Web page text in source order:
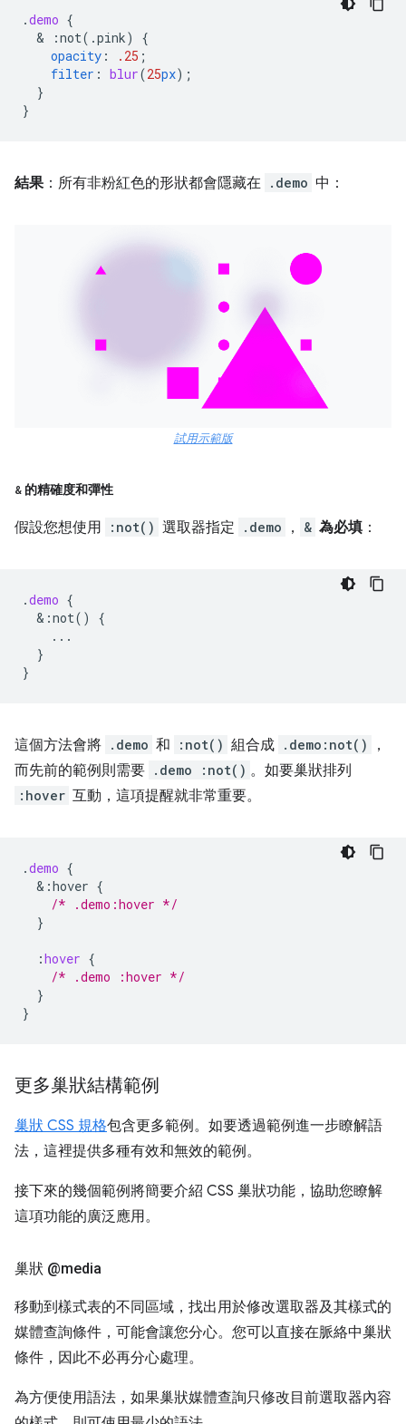
.demo {
  &
:not(.pink)
{
opacity : .25 ;
filter : blur(25px);
}
}
結果 ：所有非粉紅色的形狀都會隱藏在 .demo 中：
試用示範版
& 的精確度和彈性
假設您想使用 :not() 選取器指定 .demo ， & 為必填 ：
.demo {
& :not()
{
...
}
}
這個方法會將 .demo 和 :not() 組合成 .demo:not()
，
而先前的範例則需要 .demo :not() 。如要巢狀排列
:hover 互動，這項提醒就非常重要。
.demo {
& :hover {
/* .demo:hover */
}
:hover {
/* .demo :hover */
}
}
更多巢狀結構範例
巢狀 CSS 規格包含更多範例。如要透過範例進一步瞭解語
法，這裡提供多種有效和無效的範例。
接下來的幾個範例將簡要介紹 CSS 巢狀功能，協助您瞭解
這項功能的廣泛應用。
巢狀 @media
移動到樣式表的不同區域，找出用於修改選取器及其樣式的
媒體查詢條件，可能會讓您分心。您可以直接在脈絡中巢狀
條件，因此不必再分心處理。
為方便使用語法，如果巢狀媒體查詢只修改目前選取器內容